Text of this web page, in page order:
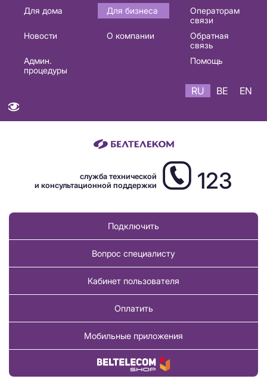
Основная
навигация
Для дома Для бизнеса
Операторам
связи
Новости
О компании
Обратная
связь
Админ.
процедуры
Помощь
RU BE EN
служба технической
и консультационной поддержки
123
Подключить
Вопрос специалисту
Кабинет пользователя
Оплатить
Мобильные приложения
Купить товар